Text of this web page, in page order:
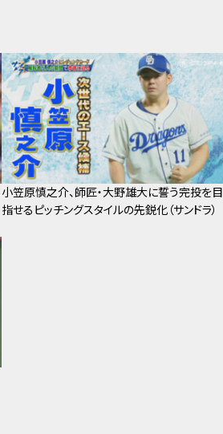
小笠原慎之介、師匠・大野雄大に誓う完投を目
指せるピッチングスタイルの先鋭化（サンドラ）